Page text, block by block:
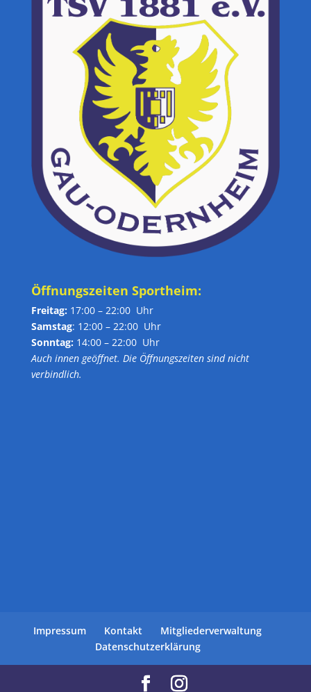
Öffnungszeiten Sportheim:
Freitag: 17:00 – 22:00 Uhr
Samstag: 12:00 – 22:00 Uhr
Sonntag: 14:00 – 22:00 Uhr
Auch innen geöffnet. Die Öffnungszeiten sind nicht
verbindlich.
Impressum Kontakt
Mitgliederverwaltung
Datenschutzerklärung